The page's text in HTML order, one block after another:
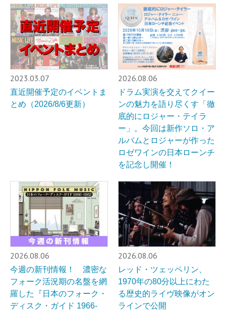
2023.03.07
直近開催予定のイベントま
とめ（2026/8/6更新）
2026.08.06
ドラム実演を交えてクイー
ンの魅力を語り尽くす「徹
底的にロジャー・テイラ
ー」。今回は新作ソロ・ア
ルバムとロジャーが作った
ロゼワインの日本ローンチ
を記念し開催！
2026.08.06
今週の新刊情報！ 濃密な
フォーク活況期の名盤を網
羅した『日本のフォーク・
ディスク・ガイド 1966-
2026.08.06
レッド・ツェッペリン、
1970年の80分以上にわた
る歴史的ライヴ映像がオン
ラインで公開